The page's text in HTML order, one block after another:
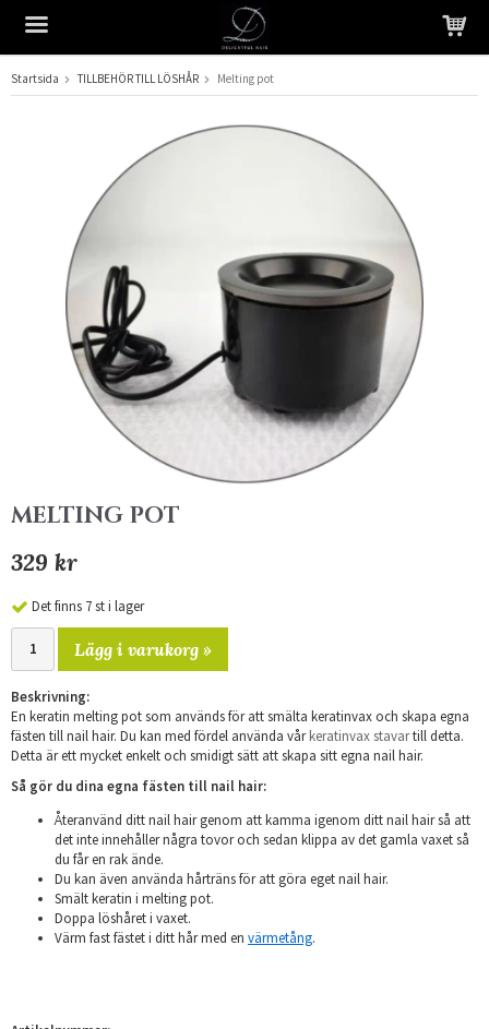
Produkten har blivit tillagd i varukorgen
Startsida TILLBEHÖR TILL LÖSHÅR Melting pot
MELTING POT
329 kr
Det finns 7 st i lager
Lägg i varukorg »
Beskrivning:
En keratin melting pot som används för att smälta keratinvax och skapa egna
fästen till nail hair. Du kan med fördel använda vårkeratinvax stavartill detta.
Detta är ett mycket enkelt och smidigt sätt att skapa sitt egna nail hair.
Så gör du dina egna fästen till nail hair:
Återanvänd ditt nail hair genom att kamma igenom ditt nail hair så att
det inte innehåller några tovor och sedan klippa av det gamla vaxet så
du får en rak ände.
Du kan även använda hårträns för att göra eget nail hair.
Smält keratin i melting pot.
Doppa löshåret i vaxet.
Värm fast fästet i ditt hår med en värmetång.